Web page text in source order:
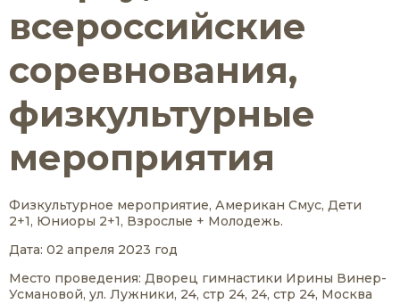
всероссийские
соревнования,
физкультурные
мероприятия
Физкультурное мероприятие, Американ Смус, Дети
2+1, Юниоры 2+1, Взрослые + Молодежь.
Дата: 02 апреля 2023 год
Место проведения: Дворец гимнастики Ирины Винер-
Усмановой, ул. Лужники, 24, стр 24, 24, стр 24, Москва